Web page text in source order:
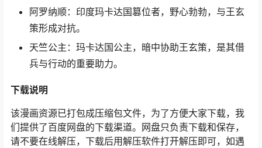
阿罗纳顺：印度玛卡达国篡位者，野心勃勃，与王玄
策形成对抗。
天竺公主：玛卡达国公主，暗中协助王玄策，是其借
兵与行动的重要助力。
下载说明
该漫画资源已打包成压缩包文件，为了方便大家下载，我
们提供了百度网盘的下载渠道。网盘只负责下载和保存，
请不要在线解压，下载后用解压软件打开解压即可，如遇